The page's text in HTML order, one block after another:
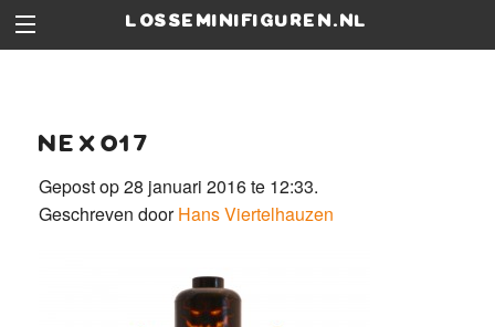
losseminifiguren.nl
nex017
Gepost op 28 januari 2016 te 12:33.
Geschreven doorHans Viertelhauzen